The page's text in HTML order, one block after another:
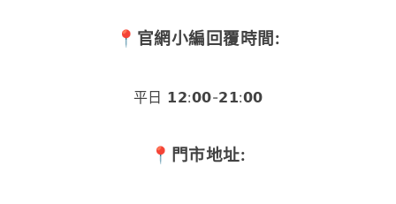
📍官網小編回覆時間:
平日 𝟭𝟮:𝟬𝟬-𝟮𝟭:𝟬𝟬
📍門市地址: